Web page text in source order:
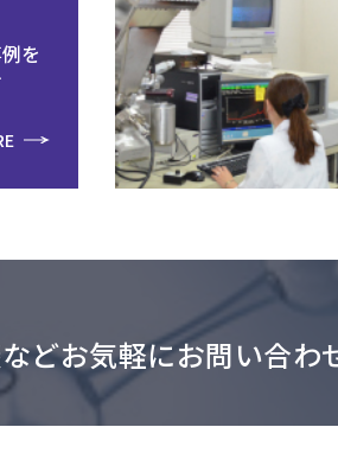
を
どお気軽にお問い合わ